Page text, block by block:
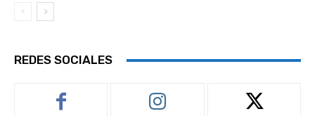
REDES SOCIALES